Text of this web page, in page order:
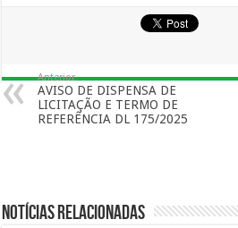
Anterior
AVISO DE DISPENSA DE
LICITAÇÃO E TERMO DE
REFERÊNCIA DL 175/2025
Notícias Relacionadas